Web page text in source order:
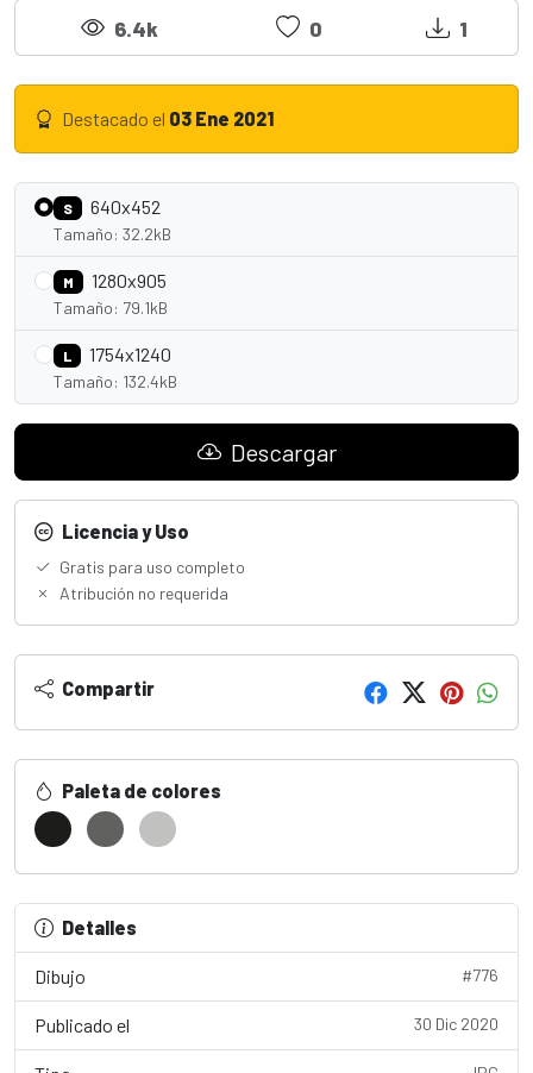
6.4k 0 1
Destacado el 03 Ene 2021
S 640x452
Tamaño: 32.2kB
M 1280x905
Tamaño: 79.1kB
L 1754x1240
Tamaño: 132.4kB
Descargar
Licencia y Uso
Gratis para uso completo
Atribución no requerida
Compartir
Paleta de colores
Detalles
Dibujo #776
Publicado el 30 Dic 2020